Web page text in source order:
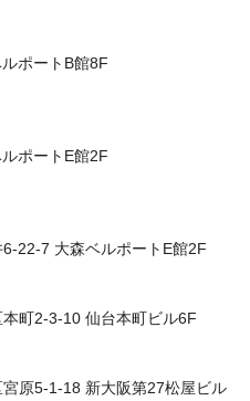
ポートB館8F
ポートE館2F
22-7 大森ベルポートE館2F
町2-3-10 仙台本町ビル6F
原5-1-18 新大阪第27松屋ビル